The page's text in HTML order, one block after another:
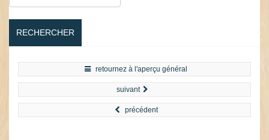
RECHERCHER
retournez à l'aperçu général
suivant
précédent